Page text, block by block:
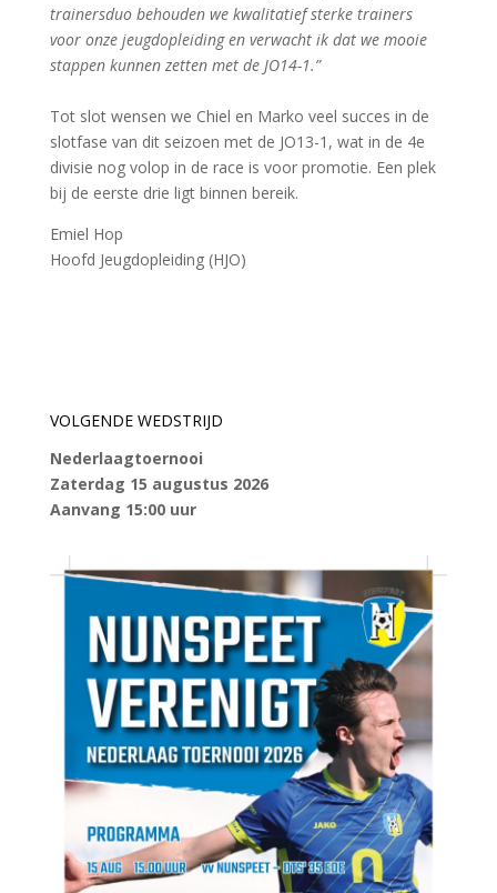
trainersduo behouden we kwalitatief sterke trainers
voor onze jeugdopleiding en verwacht ik dat we mooie
stappen kunnen zetten met de JO14-1.”
Tot slot wensen we Chiel en Marko veel succes in de
slotfase van dit seizoen met de JO13-1, wat in de 4e
divisie nog volop in de race is voor promotie. Een plek
bij de eerste drie ligt binnen bereik.
Emiel Hop
Hoofd Jeugdopleiding (HJO)
VOLGENDE WEDSTRIJD
Nederlaagtoernooi
Zaterdag 15 augustus 2026
Aanvang 15:00 uur